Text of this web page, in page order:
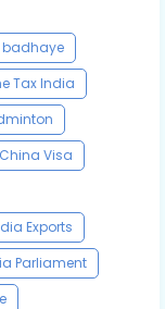
badhaye
Tax India
Visa
Exports
Parliament